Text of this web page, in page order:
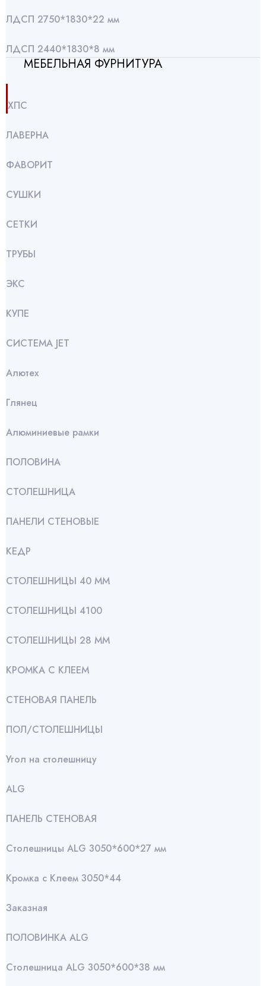
ЛДСП 2750*1830*22 мм
ЛДСП 2440*1830*8 мм
МЕБЕЛЬНАЯ ФУРНИТУРА
ХПС
ЛАВЕРНА
ФАВОРИТ
СУШКИ
СЕТКИ
ТРУБЫ
ЭКС
КУПЕ
СИСТЕМА JET
Алютех
Глянец
Алюминиевые рамки
ПОЛОВИНА
СТОЛЕШНИЦА
ПАНЕЛИ СТЕНОВЫЕ
КЕДР
СТОЛЕШНИЦЫ 40 ММ
СТОЛЕШНИЦЫ 4100
СТОЛЕШНИЦЫ 28 ММ
КРОМКА С КЛЕЕМ
СТЕНОВАЯ ПАНЕЛЬ
ПОЛ/СТОЛЕШНИЦЫ
Угол на столешницу
АLG
ПАНЕЛЬ СТЕНОВАЯ
Столешницы ALG 3050*600*27 мм
Кромка с Клеем 3050*44
Заказная
ПОЛОВИНКА ALG
Столешница ALG 3050*600*38 мм